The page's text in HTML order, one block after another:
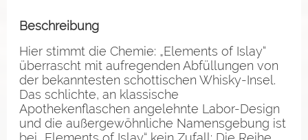
Beschreibung
Hier stimmt die Chemie: „Elements of Islay“
überrascht mit aufregenden Abfüllungen von
der bekanntesten schottischen Whisky-Insel.
Das schlichte, an klassische
Apothekenflaschen angelehnte Labor-Design
und die außergewöhnliche Namensgebung ist